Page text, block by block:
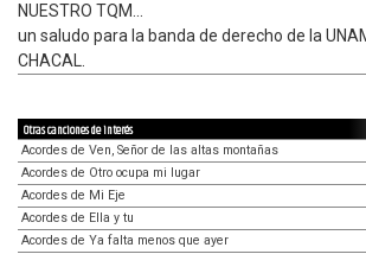
NUESTRO TQM...
un saludo para la banda de derecho de la
CHACAL.
Otras canciones de interés
Acordes de Ven, Señor de las altas montañas
Acordes de Otro ocupa mi lugar
Acordes de Mi Eje
Acordes de Ella y tu
Acordes de Ya falta menos que ayer